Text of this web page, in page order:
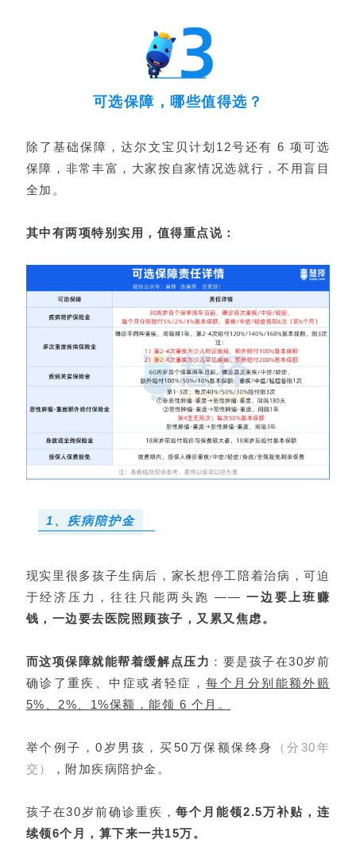
可选保障，哪些值得选？
除了基础保障，达尔文宝贝计划12号还有 6 项可选
保障，非常丰富，大家按自家情况选就行，不用盲目
全加。
其中有两项特别实用，值得重点说：
1、疾病陪护金
现实里很多孩子生病后，家长想停工陪着治病，可迫
于经济压力，往往只能两头跑 ——一边要上班赚
钱，一边要去医院照顾孩子，又累又焦虑。
而这项保障就能帮着缓解点压力 ：要是孩子在30岁前
确诊了重疾、中症或者轻症，每个月分别能额外赔
5%、2%、1%保额，能领 6 个月。
举个例子，0岁男孩，买50万保额保终身
（分30年
交）
，附加疾病陪护金。
孩子在30岁前确诊重疾，每个月能领2.5万补贴，连
续领6个月，算下来一共15万。